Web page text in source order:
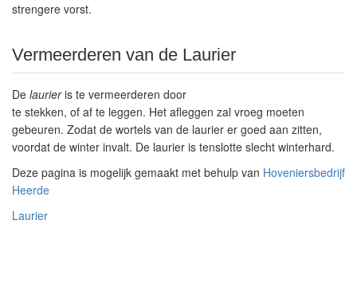
strengere vorst.
Vermeerderen van de Laurier
De laurieris te vermeerderen door
te stekken, of af te leggen. Het afleggen zal vroeg moeten
gebeuren. Zodat de wortels van de laurier er goed aan zitten,
voordat de winter invalt. De laurier is tenslotte slecht winterhard.
Deze pagina is mogelijk gemaakt met behulp van Hoveniersbedrijf
Heerde
Laurier